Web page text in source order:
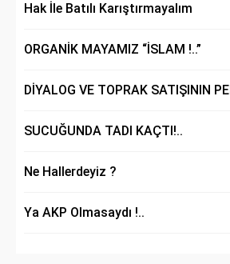
Hak İle Batılı Karıştırmayalım
ORGANİK MAYAMIZ “İSLAM !..”
DİYALOG VE TOPRAK SATIŞININ
SUCUĞUNDA TADI KAÇTI!..
Ne Hallerdeyiz ?
Ya AKP Olmasaydı !..